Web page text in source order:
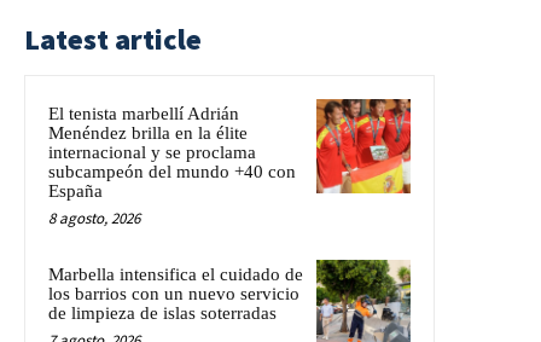
Latest article
El tenista marbellí Adrián
Menéndez brilla en la élite
internacional y se proclama
subcampeón del mundo +40 con
España
8 agosto, 2026
Marbella intensifica el cuidado de
los barrios con un nuevo servicio
de limpieza de islas soterradas